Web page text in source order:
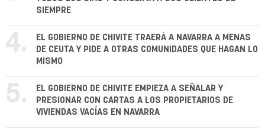
SIEMPRE
4.
EL GOBIERNO DE CHIVITE TRAERÁ A NAVARRA A MENAS
DE CEUTA Y PIDE A OTRAS COMUNIDADES QUE HAGAN LO
MISMO
5.
EL GOBIERNO DE CHIVITE EMPIEZA A SEÑALAR Y
PRESIONAR CON CARTAS A LOS PROPIETARIOS DE
VIVIENDAS VACÍAS EN NAVARRA